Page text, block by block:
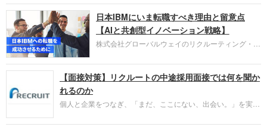
圧倒的な存在感を持つAmazon。中途採用面接では
過去の具体的な業務成果やリーダーシップの発揮、
失敗からの学びが重視され、人間性やカルチャーフ
ィットも評価対象となり、長期的に成長できる仲間
であるかを多角的に審査されます。
日本IBMにいま転職すべき理由と留意点
【AIと共創型イノベーション戦略】
株式会社グローバルウェイのリクルーティング・パ
パーソンが利用する企業口コミサイト「キャリコ
ネ」の転職エージェントがお勧めするイチオシ企業
IBMです。採用面接対策の企業研究にご活用くださ
い。
【面接対策】リクルートの中途採用面接では何を聞か
れるのか
個人と企業をつなぎ、「まだ、ここにない、出会い。」を実現
やこれまでの成果を具体的に問われるほか、「人間性」も評価